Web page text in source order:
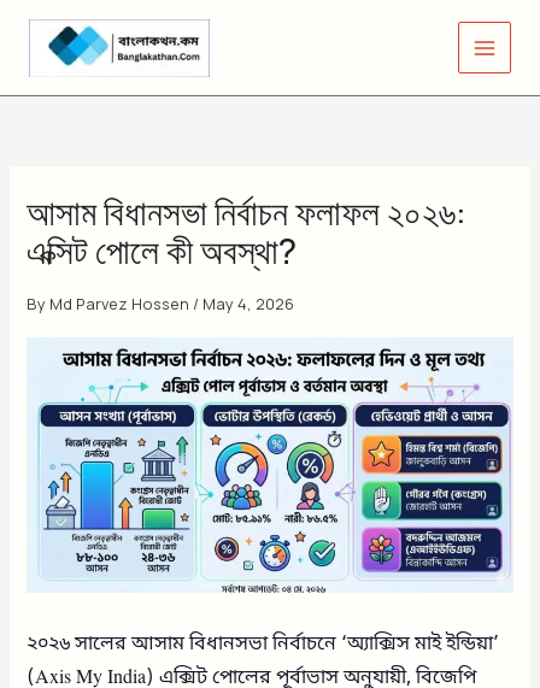
Skip
content
আসাম বিধানসভা নির্বাচন ফলাফল ২০২৬:
এক্সিট পোলে কী অবস্থা?
By Md Parvez Hossen / May 4, 2026
২০২৬ সালের আসাম বিধানসভা নির্বাচনে ‘অ্যাক্সিস মাই ইন্ডিয়া’
(Axis My India) এক্সিট পোলের পূর্বাভাস অনুযায়ী, বিজেপি